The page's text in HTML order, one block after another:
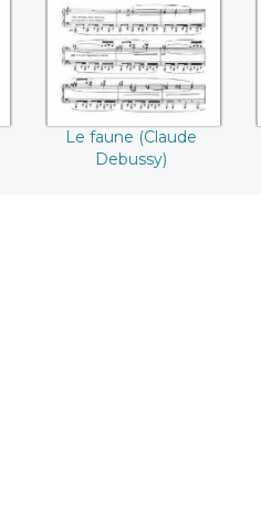
Le faune (Claude
Debussy)